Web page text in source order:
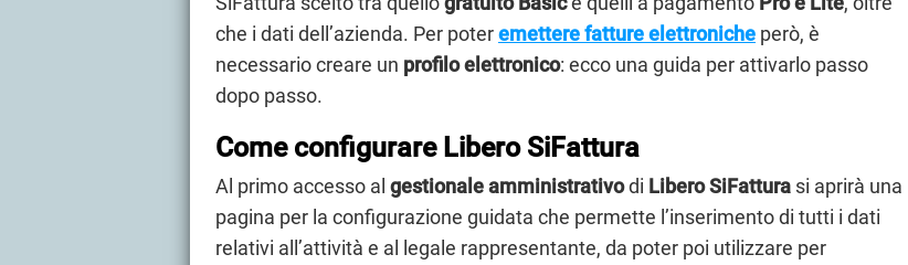
che i dati dell’azienda. Per poteremettere fatture elettroniche però, è
necessario creare un profilo elettronico: ecco una guida per attivarlo passo
dopo passo.
Come configurare Libero SiFattura
Al primo accesso al gestionale amministrativodi Libero SiFattura si aprirà una
pagina per la configurazione guidata che permette l’inserimento di tutti i dati
relativi all’attività e al legale rappresentante, da poter poi utilizzare per